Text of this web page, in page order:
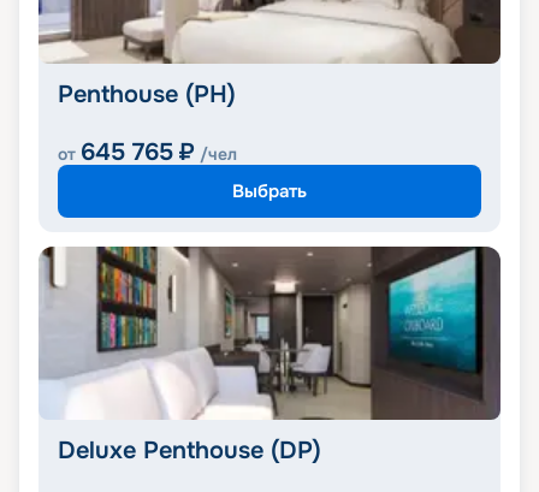
Penthouse (PH)
от 645 765 ₽ /чел
Выбрать
Deluxe Penthouse (DP)